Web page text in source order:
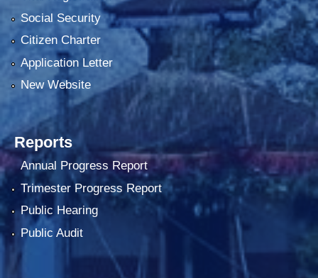
Social Security
Citizen Charter
Application Letter
New Website
Reports
Annual Progress Report
Trimester Progress Report
Public Hearing
Public Audit